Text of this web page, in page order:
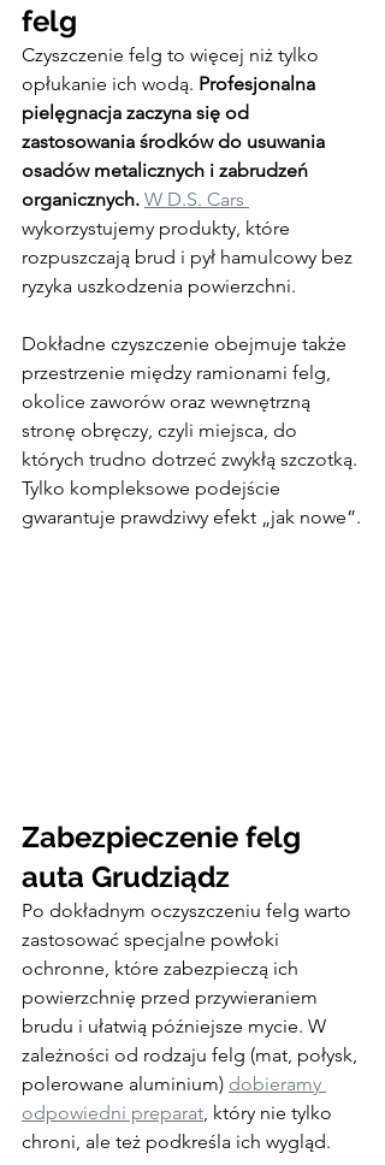
felg
Czyszczenie felg to więcej niż tylko
opłukanie ich wodą. Profesjonalna
pielęgnacja zaczyna się od
zastosowania środków do usuwania
osadów metalicznych i zabrudzeń
organicznych. W D.S. Cars
wykorzystujemy produkty, które
rozpuszczają brud i pył hamulcowy bez
ryzyka uszkodzenia powierzchni.
Dokładne czyszczenie obejmuje także
przestrzenie między ramionami felg,
okolice zaworów oraz wewnętrzną
stronę obręczy, czyli miejsca, do
których trudno dotrzeć zwykłą szczotką.
Tylko kompleksowe podejście
gwarantuje prawdziwy efekt „jak nowe”.
Zabezpieczenie felg
auta Grudziądz
Po dokładnym oczyszczeniu felg warto
zastosować specjalne powłoki
ochronne, które zabezpieczą ich
powierzchnię przed przywieraniem
brudu i ułatwią późniejsze mycie. W
zależności od rodzaju felg (mat, połysk,
polerowane aluminium) dobieramy
odpowiedni preparat, który nie tylko
chroni, ale też podkreśla ich wygląd.